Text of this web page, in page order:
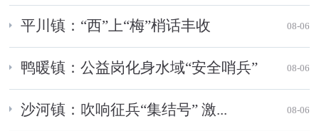
平川镇：“西”上“梅”梢话丰收 08-06
鸭暖镇：公益岗化身水域“安全哨兵” 08-06
沙河镇：吹响征兵“集结号” 激... 08-06